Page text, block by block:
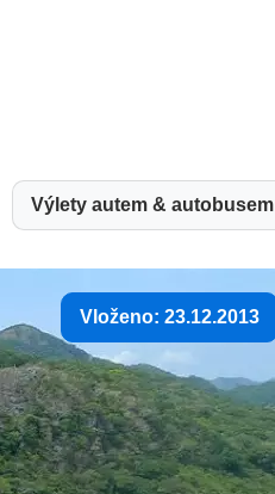
Výlety autem & autobusem
Vloženo: 23.12.2013